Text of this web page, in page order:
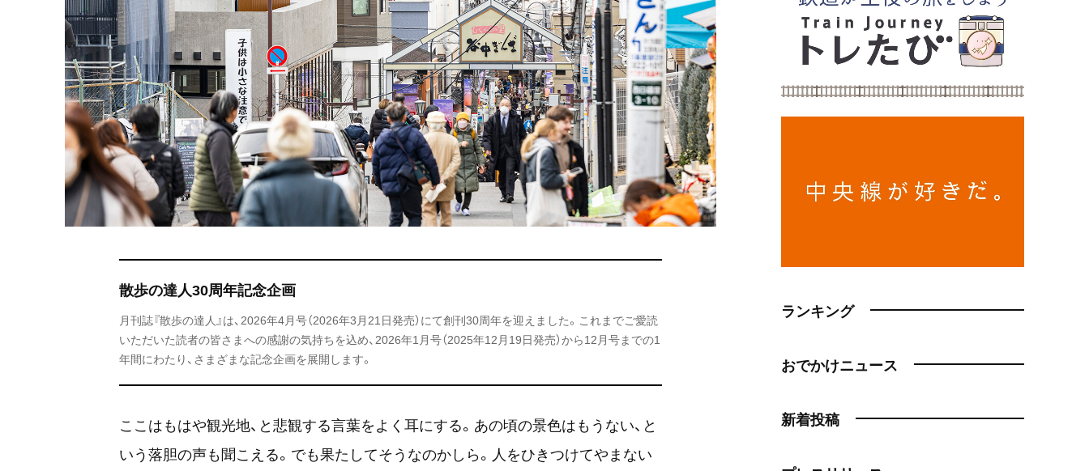
散歩の達人30周年記念企画
月刊誌『散歩の達人』は、2026年4月号（2026年3月21日発売）にて創刊30周年を迎えました。これまでご愛読
いただいた読者の皆さまへの感謝の気持ちを込め、2026年1月号（2025年12月19日発売）から12月号までの1
年間にわたり、さまざまな記念企画を展開します。
ここはもはや観光地、と悲観する言葉をよく耳にする。あの頃の景色はもうない、と
いう落胆の声も聞こえる。でも果たしてそうなのかしら。人をひきつけてやまない
ランキング
おでかけニュース
新着投稿